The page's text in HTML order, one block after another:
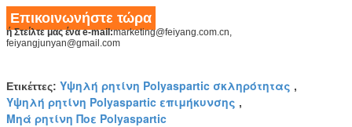
Επικοινωνήστε τώρα
ή Στείλτε μας ένα e-mail:marketing@feiyang.com.cn,
feiyangjunyan@gmail.com
Ετικέττες: Υψηλή ρητίνη Polyaspartic σκληρότητας ,
Υψηλή ρητίνη Polyaspartic επιμήκυνσης ,
Μηά ρητίνη Ποε Polyaspartic